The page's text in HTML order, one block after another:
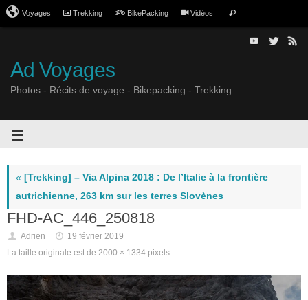
Voyages Trekking BikePacking Vidéos
Ad Voyages
Photos - Récits de voyage - Bikepacking - Trekking
« [Trekking] – Via Alpina 2018 : De l’Italie à la frontière
autrichienne, 263 km sur les terres Slovènes
FHD-AC_446_250818
Adrien
19 février 2019
La taille originale est de 2000 × 1334 pixels